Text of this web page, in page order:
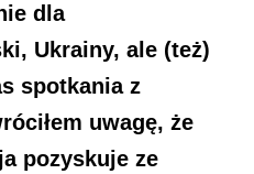
dla
Ukrainy, ale (też)
spotkania z
uwagę, że
pozyskuje ze